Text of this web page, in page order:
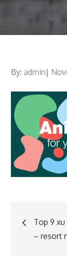
By:admin
Post
Top 9
– resort